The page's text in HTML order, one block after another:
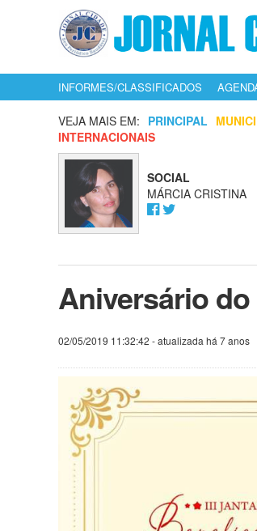
INFORMES/CLASSIFICADOS
VEJA MAIS EM: PRINCIPAL
INTERNACIONAIS
SOCIAL
MÁRCIA CRISTINA
Aniversário
02/05/2019 11:32:42 - atualizada há 7 anos